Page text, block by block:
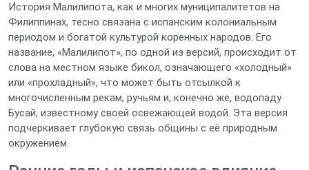
История Малилипота, как и многих муниципалитетов на
Филиппинах, тесно связана с испанским колониальным
периодом и богатой культурой коренных народов. Его
название, «Малилипот», по одной из версий, происходит от
слова на местном языке бикол, означающего «холодный»
или «прохладный», что может быть отсылкой к
многочисленным рекам, ручьям и, конечно же, водопаду
Бусай, известному своей освежающей водой. Эта версия
подчеркивает глубокую связь общины с её природным
окружением.